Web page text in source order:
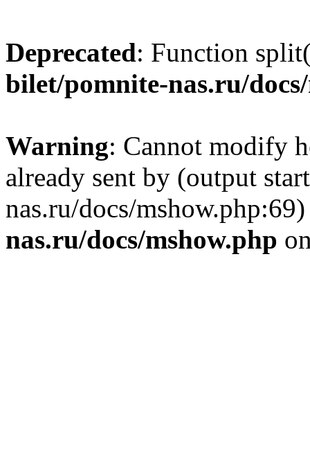
Deprecated: Function
bilet/pomnite-nas.ru/
Warning: Cannot modify
already sent by (output
nas.ru/docs/
nas.ru/docs/mshow.php